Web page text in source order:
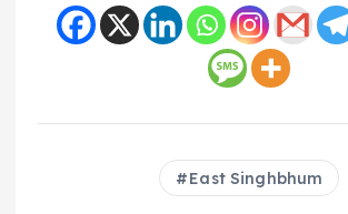
East Singhbhum